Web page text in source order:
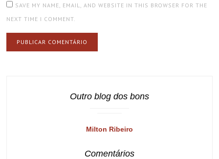
SAVE MY NAME, EMAIL, AND WEBSITE IN THIS BROWSER FOR THE
NEXT TIME I COMMENT.
Outro blog dos bons
Milton Ribeiro
Comentários